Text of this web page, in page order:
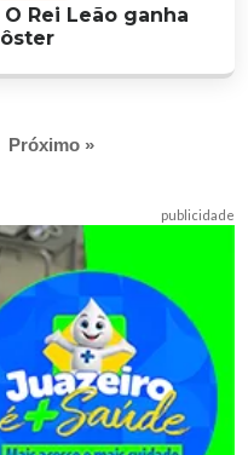
O Rei Leão ganha
Próximo »
publicidade